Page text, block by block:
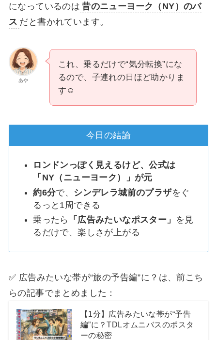
になっているのは 昔のニューヨーク（NY）のバ
ス だと書かれています。
あや
これ、乗るだけで“気分転換”にな
るので、子連れの日ほど助かりま
す☺️
今日の結論
ロンドンっぽく見えるけど、公式は
「NY（ニューヨーク）」が元
約6分で、 シンデレラ城前のプラザをぐ
るっと1周できる
乗ったら
「広告みたいなポスター」
を見
るだけで、楽しさが上がる
✅ 広告みたいな帯が“旅の予告編”に？は、前こち
らの記事でまとめました：
【1分】広告みたいな帯が“予告
編”に？TDLオムニバスのポスタ
ーの秘密